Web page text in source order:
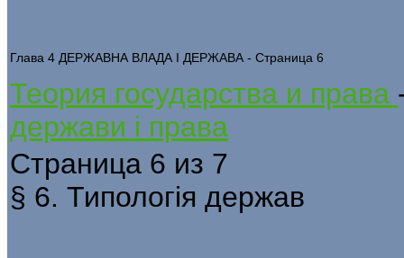
Глава 4 ДЕРЖАВНА ВЛАДА І ДЕРЖАВА - Страница 6
Теория государства и права
держави і права
Страница 6 из 7
§ 6. Типологія держав